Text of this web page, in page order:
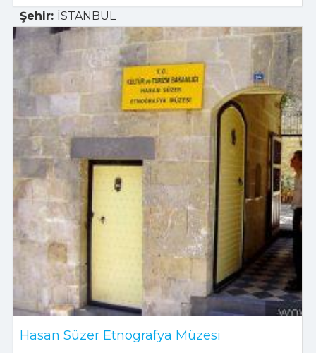
Şehir: İSTANBUL
Hasan Süzer Etnografya Müzesi